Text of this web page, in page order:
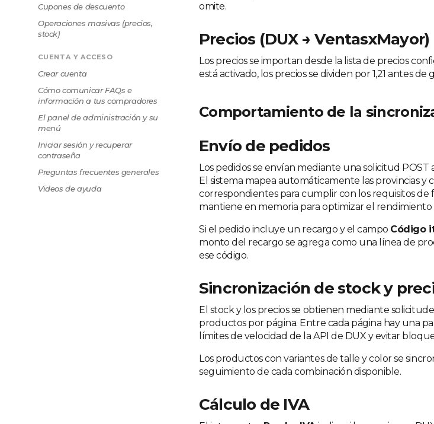
Cupones de descuento
Operaciones masivas (precios,
stock)
CUENTA Y ACCESO
Crear cuenta
Cómo comunicar FAQs e
información a tus compradores
El panel de administración y su
menú
Iniciar sesión y recuperar
contraseña
Preguntas frecuentes generales
Videos de ayuda
omite.
Precios (DUX → VentasxMayor)
Los precios se importan desde la lista de precios
está activado, los precios se dividen por 1,21 antes
Comportamiento de la
Envío de pedidos
Los pedidos se envían mediante una solicitud
El sistema mapea automáticamente las provincias y
correspondientes para cumplir con los requisitos de
mantiene en memoria para optimizar el rendimiento
Si el pedido incluye un recargo y el campo Código
monto del recargo se agrega como una línea de
ese código.
Sincronización de stock y
El stock y los precios se obtienen mediante
productos por página. Entre cada página hay una
límites de velocidad de la API de DUX y evitar
Los productos con variantes de talle y color se
seguimiento de cada combinación disponible.
Cálculo de IVA